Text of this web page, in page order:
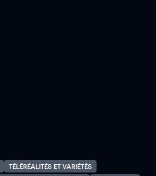
TÉLÉRÉALITÉS ET VARIÉTÉS